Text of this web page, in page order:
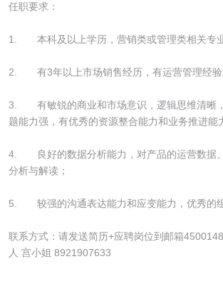
任职要求：
1. 本科及以上学历，营销类或管理类相关专
2. 有3年以上市场销售经历，有运营管理经验
3. 有敏锐的商业和市场意识，逻辑思维清晰
题能力强，有优秀的资源整合能力和业务推进能
4. 良好的数据分析能力，对产品的运营数据
分析与解读；
5. 较强的沟通表达能力和应变能力，优秀的组
联系方式：请发送简历+应聘岗位到邮箱
人 宫小姐 8921907633